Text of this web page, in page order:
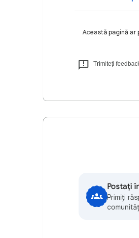
Această pagină ar
Trimiteți
Postați
Primiți